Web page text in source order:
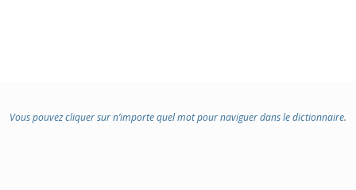
Vous pouvez cliquer sur n’importe quel mot pour naviguer dans le dictionnaire.